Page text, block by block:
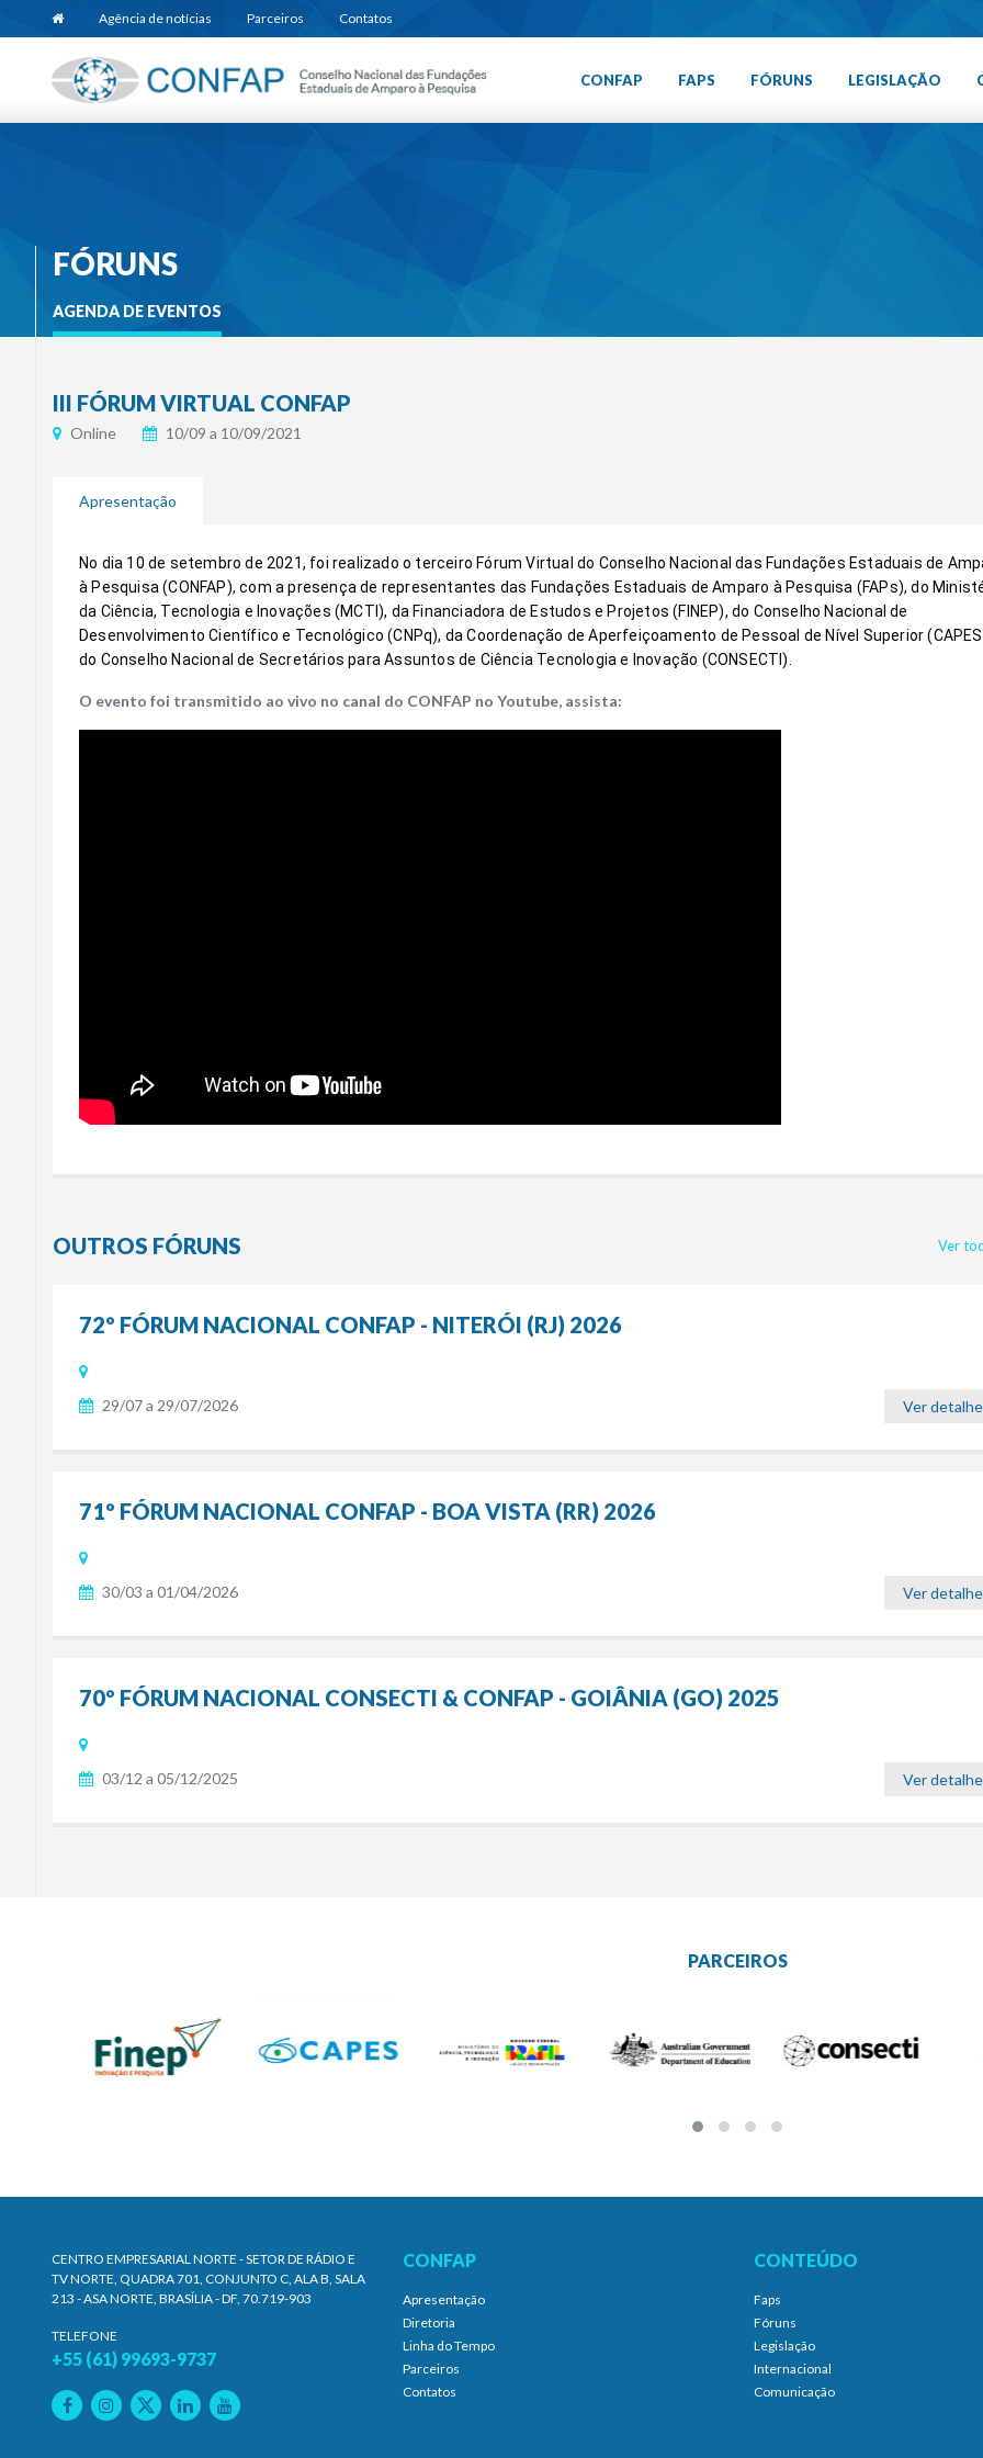
Agência de notícias Parceiros Contatos
CONFAP FAPS FÓRUNS LEGISLAÇÃO
FÓRUNS
AGENDA DE EVENTOS
III FÓRUM VIRTUAL CONFAP
Online 10/09 a 10/09/2021
Apresentação
No dia 10 de setembro de 2021, foi realizado o terceiro Fórum Virtual do Conselho Nacional das Fundações Estaduais de
à Pesquisa (CONFAP), com a presença de representantes das Fundações Estaduais de Amparo à Pesquisa (FAPs), do
da Ciência, Tecnologia e Inovações (MCTI), da Financiadora de Estudos e Projetos (FINEP), do Conselho Nacional de
Desenvolvimento Científico e Tecnológico (CNPq), da Coordenação de Aperfeiçoamento de Pessoal de Nível Superior
do Conselho Nacional de Secretários para Assuntos de Ciência Tecnologia e Inovação (CONSECTI).
O evento foi transmitido ao vivo no canal do CONFAP no Youtube, assista:
OUTROS FÓRUNS Ver
72º FÓRUM NACIONAL CONFAP - NITERÓI (RJ) 2026
29/07 a 29/07/2026 Ver
71º FÓRUM NACIONAL CONFAP - BOA VISTA (RR) 2026
30/03 a 01/04/2026 Ver
70º FÓRUM NACIONAL CONSECTI & CONFAP - GOIÂNIA (GO) 2025
03/12 a 05/12/2025 Ver
PARCEIROS
CENTRO EMPRESARIAL NORTE - SETOR DE RÁDIO E
TV NORTE, QUADRA 701, CONJUNTO C, ALA B, SALA
213 - ASA NORTE, BRASÍLIA - DF, 70.719-903
TELEFONE
+55 (61) 99693-9737
CONFAP
Apresentação
Diretoria
Linha do Tempo
Parceiros
Contatos
CONTEÚDO
Faps
Fóruns
Legislação
Internacional
Comunicação